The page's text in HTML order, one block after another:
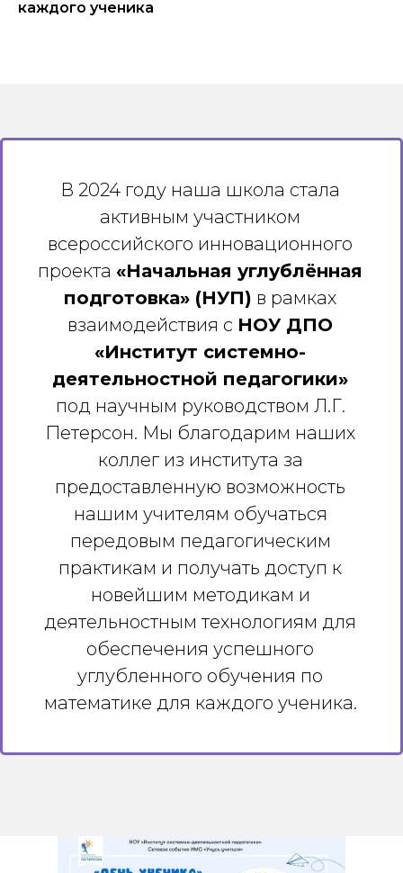
каждого ученика
В 2024 году наша школа стала
активным участником
всероссийского инновационного
проекта «Начальная углублённая
подготовка» (НУП) в рамках
взаимодействия с НОУ ДПО
«Институт системно-
деятельностной педагогики»
под научным руководством Л.Г.
Петерсон. Мы благодарим наших
коллег из института за
предоставленную возможность
нашим учителям обучаться
передовым педагогическим
практикам и получать доступ к
новейшим методикам и
деятельностным технологиям для
обеспечения успешного
углубленного обучения по
математике для каждого ученика.